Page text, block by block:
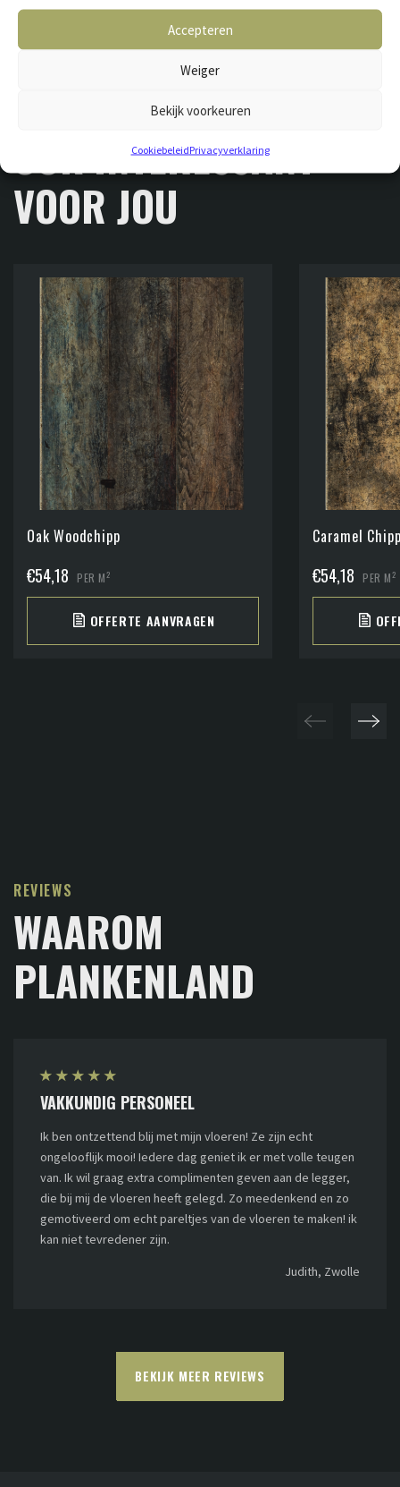
Accepteren
Weiger
Bekijk voorkeuren
CookiebeleidPrivacyverklaring
GERELATEERDE VLOEREN
OOK INTERESSANT
VOOR JOU
Oak Woodchipp
€54,18 PER M2
OFFERTE AANVRAGEN
Caramel
€54,18 PER M2
REVIEWS
WAAROM
PLANKENLAND
★ ★ ★ ★ ★
VAKKUNDIG PERSONEEL
Ik ben ontzettend blij met mijn vloeren! Ze zijn echt
ongelooflijk mooi! Iedere dag geniet ik er met volle teugen
van. Ik wil graag extra complimenten geven aan de legger,
die bij mij de vloeren heeft gelegd. Zo meedenkend en zo
gemotiveerd om echt pareltjes van de vloeren te maken! ik
kan niet tevredener zijn.
Judith, Zwolle
BEKIJK MEER REVIEWS